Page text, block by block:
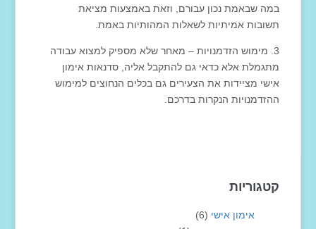
במה שבאמת נכון עבורם, וזאת באמצעות מציאת
תשובות אמיתיות לשאלות המהותיות באמת.
מימוש הזדמנויות – מאחר שלא מספיק למצוא עבודה
מתגמלת אלא כדאי גם להתקבל אליה, סדנאות אימון
אישי מציידות את הצעירים גם בכלים הנחוצים למימוש
ההזדמנויות הנקרות בדרכם.
קטגוריות
אימון אישי (6)